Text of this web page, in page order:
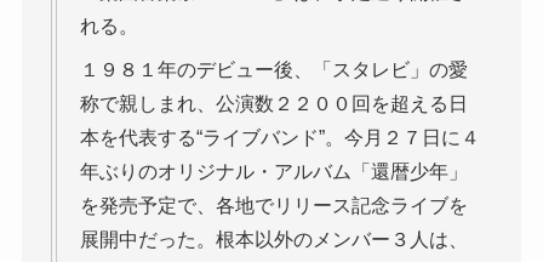
れる。
１９８１年のデビュー後、「スタレビ」の愛
称で親しまれ、公演数２２００回を超える日
本を代表する“ライブバンド”。今月２７日に４
年ぶりのオリジナル・アルバム「還暦少年」
を発売予定で、各地でリリース記念ライブを
展開中だった。根本以外のメンバー３人は、